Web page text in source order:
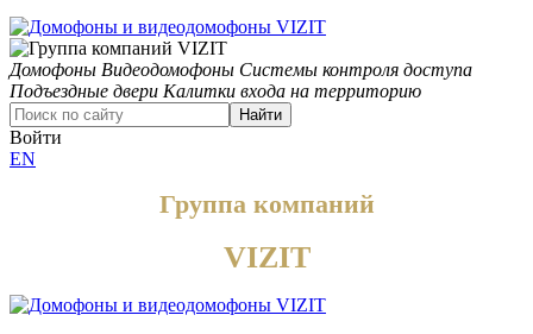
Домофоны Видеодомофоны Системы контроля доступа
Подъездные двери Калитки входа на территорию
Найти
Войти
EN
Группа компаний
VIZIT